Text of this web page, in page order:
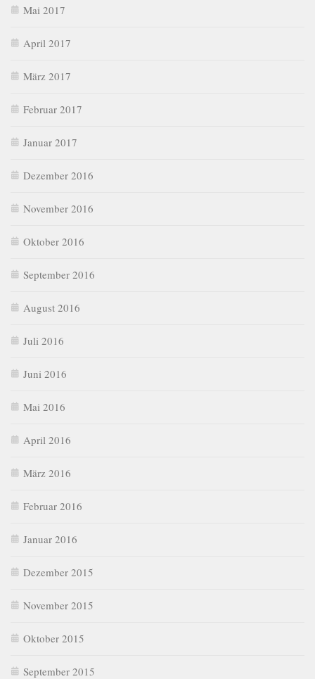
Mai 2017
April 2017
März 2017
Februar 2017
Januar 2017
Dezember 2016
November 2016
Oktober 2016
September 2016
August 2016
Juli 2016
Juni 2016
Mai 2016
April 2016
März 2016
Februar 2016
Januar 2016
Dezember 2015
November 2015
Oktober 2015
September 2015